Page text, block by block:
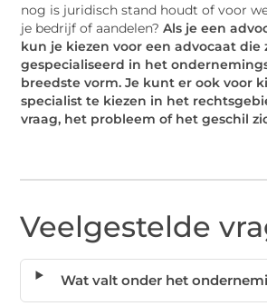
nog is juridisch stand houdt of voor
je bedrijf of aandelen?Als je een
kun je kiezen voor een advocaat die
gespecialiseerd in het
breedste vorm. Je kunt er ook voor
specialist te kiezen in het
vraag, het probleem of het geschil
Veelgestelde
Wat valt onder het